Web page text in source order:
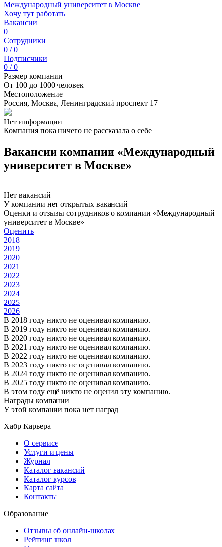
Международный университет в Москве
Хочу тут работать
Вакансии
0
Сотрудники
0 / 0
Подписчики
0 / 0
Размер компании
От 100 до 1000 человек
Местоположение
Россия, Москва, Ленинградский проспект 17
Нет информации
Компания пока ничего не рассказала о себе
Вакансии компании «Международный
университет в Москве»
Нет вакансий
У компании нет открытых вакансий
Оценки и отзывы сотрудников о компании «Международный
университет в Москве»
Оценить
2018
2019
2020
2021
2022
2023
2024
2025
2026
В 2018 году никто не оценивал компанию.
В 2019 году никто не оценивал компанию.
В 2020 году никто не оценивал компанию.
В 2021 году никто не оценивал компанию.
В 2022 году никто не оценивал компанию.
В 2023 году никто не оценивал компанию.
В 2024 году никто не оценивал компанию.
В 2025 году никто не оценивал компанию.
В этом году ещё никто не оценил эту компанию.
Награды компании
У этой компании пока нет наград
Хабр Карьера
О сервисе
Услуги и цены
Журнал
Каталог вакансий
Каталог курсов
Карта сайта
Контакты
Образование
Отзывы об онлайн-школах
Рейтинг школ